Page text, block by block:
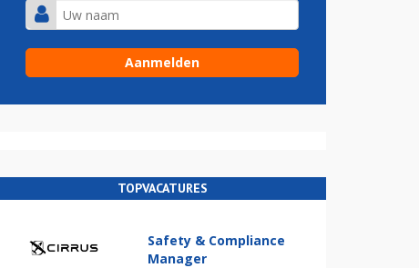
TOPVACATURES
Safety & Compliance
Manager